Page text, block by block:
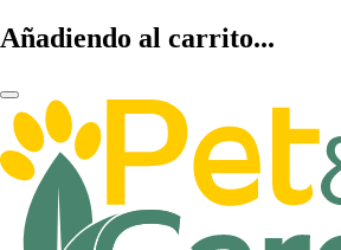
Añadiendo al carrito...